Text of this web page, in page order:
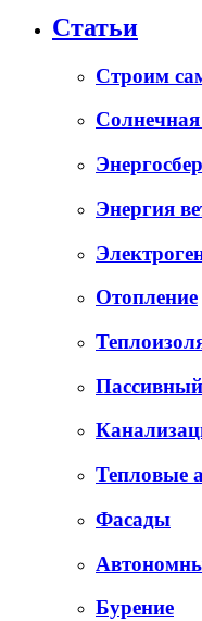
Статьи
Cтроим
Солнечная
Энергия
Отопление
Тепловые
Фасады
Бурение